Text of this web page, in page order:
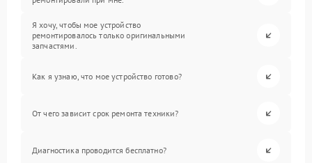
Я хочу, чтобы мое устройство
ремонтировалось только оригинальными
запчастями.
Как я узнаю, что мое устройство готово?
От чего зависит срок ремонта техники?
Диагностика проводится бесплатно?